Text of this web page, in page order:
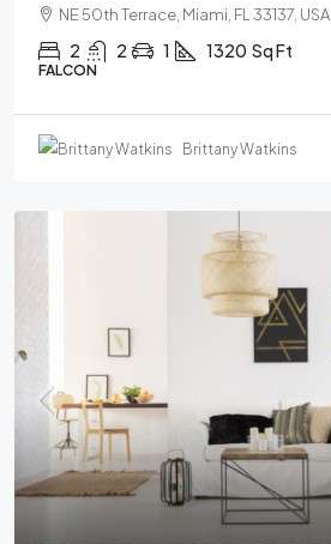
NE 50th Terrace, Miami, FL 33137, USA
2 2 1 1320 Sq Ft
FALCON
Brittany Watkins